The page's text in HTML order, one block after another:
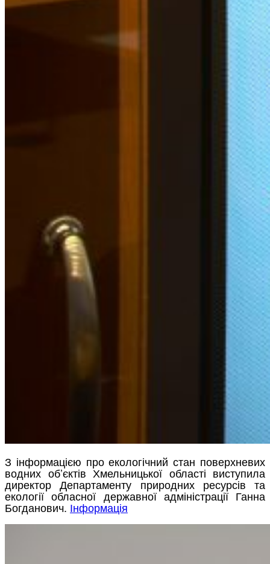
З інформацією про екологічний стан поверхневих
водних об’єктів Хмельницької області виступила
директор Департаменту природних ресурсів та
екології обласної державної адміністрації Ганна
Богданович. Інформація